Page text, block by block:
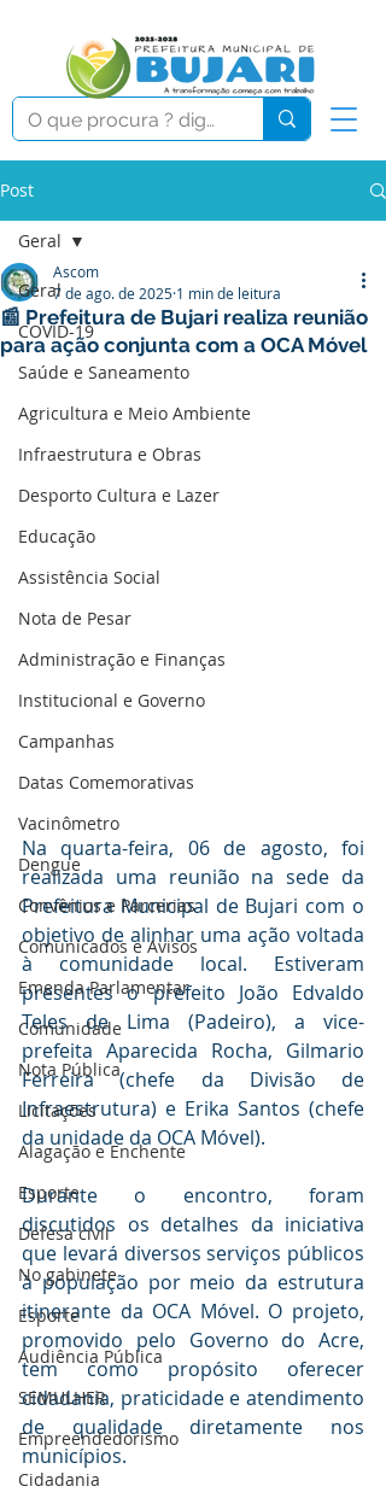
Post
Geral
COVID-19
Saúde e Saneamento
Agricultura e Meio Ambiente
Infraestrutura e Obras
Desporto Cultura e Lazer
Educação
Assistência Social
Nota de Pesar
Administração e Finanças
Institucional e Governo
Campanhas
Datas Comemorativas
Vacinômetro
Dengue
Convênios e Parcerias
Comunicados e Avisos
Emenda Parlamentar
Comunidade
Nota Pública
Licitações
Alagação e Enchente
Esporte
Defesa civil
No gabinete
Esporte
Audiência Pública
SEMULHER
Empreendedorismo
Cidadania
Geral
📰 Prefeitura de Bujari realiza reunião
para ação conjunta com a OCA Móvel
Ascom
7 de ago. de 2025 1 min de leitura
Na quarta-feira, 06 de agosto, foi
realizada uma reunião na sede da
Prefeitura Municipal de Bujari com o
objetivo de alinhar uma ação voltada
à comunidade local. Estiveram
presentes o prefeito João Edvaldo
Teles de Lima (Padeiro), a vice-
prefeita Aparecida Rocha, Gilmario
Ferreira (chefe da Divisão de
Infraestrutura) e Erika Santos (chefe
da unidade da OCA Móvel).
Durante o encontro, foram
discutidos os detalhes da iniciativa
que levará diversos serviços públicos
à população por meio da estrutura
itinerante da OCA Móvel. O projeto,
promovido pelo Governo do Acre,
tem como propósito oferecer
cidadania, praticidade e atendimento
de qualidade diretamente nos
municípios.